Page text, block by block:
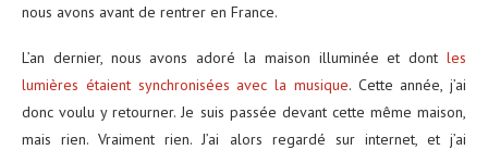
nous avons avant de rentrer en France.
L’an dernier, nous avons adoré la maison illuminée et dont les
lumières étaient synchronisées avec la musique. Cette année, j’ai
donc voulu y retourner. Je suis passée devant cette même maison,
mais rien. Vraiment rien. J’ai alors regardé sur internet, et j’ai